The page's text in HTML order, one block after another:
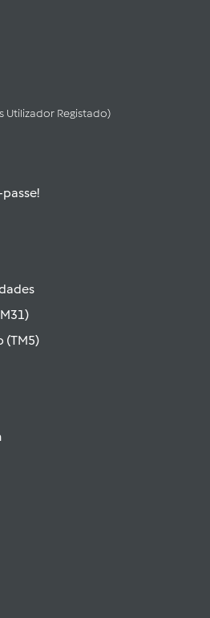
Utilizador Registado)
(TM5)